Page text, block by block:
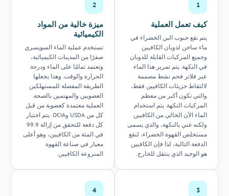
1
كيف تعمل العملية
يتم نقع حبوب البن الخضراء في
ماء ساخن لذوبان الكافيين
وجميع المركبات القابلة للذوبان
في النكهة. يتم تمرير هذا الماء
عبر فلاتر فحم نشط مصممة
لالتقاط جزيئات الكافيين فقط،
والتي تكون أكبر من معظم
المركبات النكهة. يتم استخدام
الماء الآن الخالي من الكافيين
ولكنه غني بالنكهة، والذي يسمى
مستخلص القهوة الخضراء، لنقع
الدفعة التالية، لذا فإن الكافيين
هو الوحيد الذي ينتقل للخارج.
2
ميزة خالية من المواد
الكيميائية
تستخدم عملية الماء السويسري
صفرًا من المذيبات الكيميائية،
وتعتمد تمامًا على الماء ودرجة
الحرارة والوقت. وهذا يجعلها
الطريقة المفضلة للمستهلكين
العضويين والمهتمين بالصحة.
العملية معتمدة كعضوية من قبل
كل من USDA وOCIA. يتم اختبار
كل دفعة للتحقق من إزالة 99.9
في المئة من الكافيين، وهو أعلى
معيار في صناعة القهوة
المنزوعة الكافيين.
3
4